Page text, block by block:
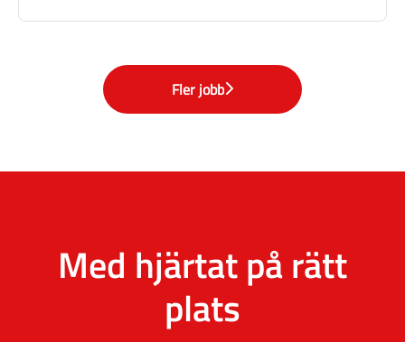
Fler jobb
Med hjärtat på rätt
plats